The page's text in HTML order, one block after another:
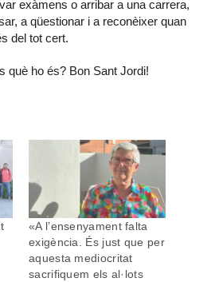
exàmens o arribar a una carrera,
a qüestionar i a reconèixer quan
del tot cert.
què ho és? Bon Sant Jordi!
«A l’ensenyament falta
exigència. És just que per
aquesta mediocritat
sacrifiquem els al·lots